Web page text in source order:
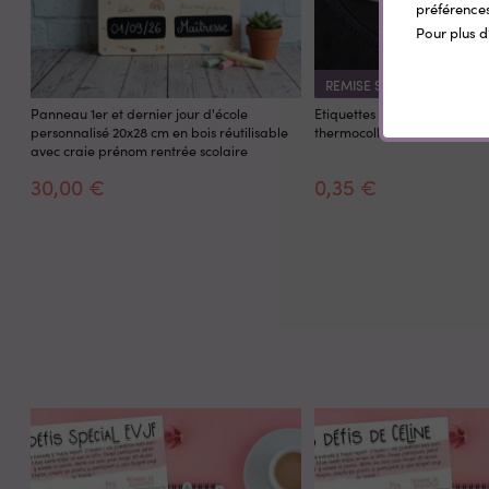
Panneau 1er et dernier jour d'école
personnalisé 20x28 cm en bois réutilisable
avec craie prénom rentrée scolaire
30,00 €
REMISE SUR LA QUANTITÉ
Etiquettes vêtement
thermocollantes Little Wild
0,35 €
Pour plus